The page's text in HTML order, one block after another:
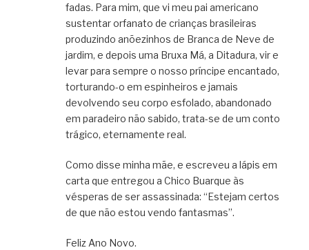
fadas. Para mim, que vi meu pai americano
sustentar orfanato de crianças brasileiras
produzindo anõezinhos de Branca de Neve de
jardim, e depois uma Bruxa Má, a Ditadura, vir e
levar para sempre o nosso príncipe encantado,
torturando-o em espinheiros e jamais
devolvendo seu corpo esfolado, abandonado
em paradeiro não sabido, trata-se de um conto
trágico, eternamente real.
Como disse minha mãe, e escreveu a lápis em
carta que entregou a Chico Buarque às
vésperas de ser assassinada: “Estejam certos
de que não estou vendo fantasmas”.
Feliz Ano Novo.